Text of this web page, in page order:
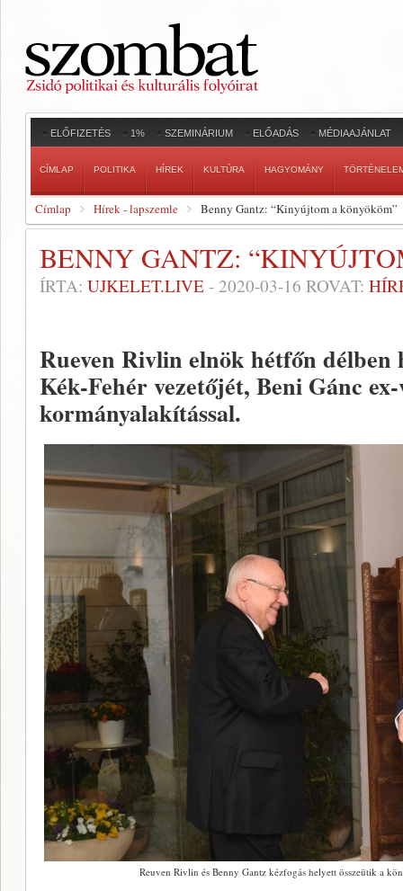
ELŐFIZETÉS 1% SZEMINÁRIUM ELŐADÁS MÉDIAAJÁNLAT
CÍMLAP POLITIKA HÍREK KULTÚRA HAGYOMÁNY
Címlap Hírek - lapszemle Benny Gantz: “Kinyújtom a könyököm”
BENNY GANTZ:
ÍRTA: UJKELET.LIVE - 2020-03-16 ROVAT:
Rueven Rivlin elnök hétfőn délben
Kék-Fehér vezetőjét, Beni Gánc
kormányalakítással.
Reuven Rivlin és Benny Gantz kézfogás helyett összeütik a